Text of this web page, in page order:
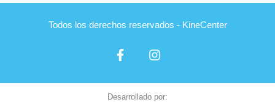
Todos los derechos reservados - KineCenter
Desarrollado por: